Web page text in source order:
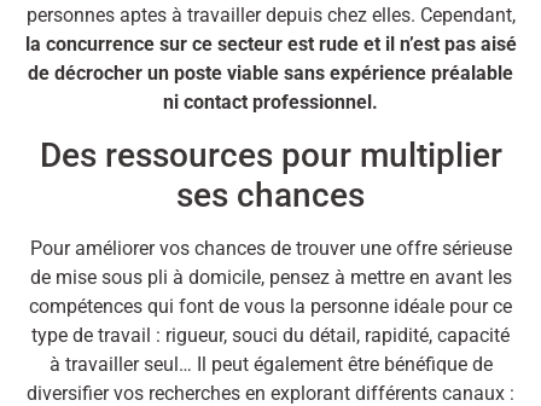
personnes aptes à travailler depuis chez elles. Cependant,
la concurrence sur ce secteur est rude et il n’est pas aisé
de décrocher un poste viable sans expérience préalable
ni contact professionnel.
Des ressources pour multiplier
ses chances
Pour améliorer vos chances de trouver une offre sérieuse
de mise sous pli à domicile, pensez à mettre en avant les
compétences qui font de vous la personne idéale pour ce
type de travail : rigueur, souci du détail, rapidité, capacité
à travailler seul… Il peut également être bénéfique de
diversifier vos recherches en explorant différents canaux :